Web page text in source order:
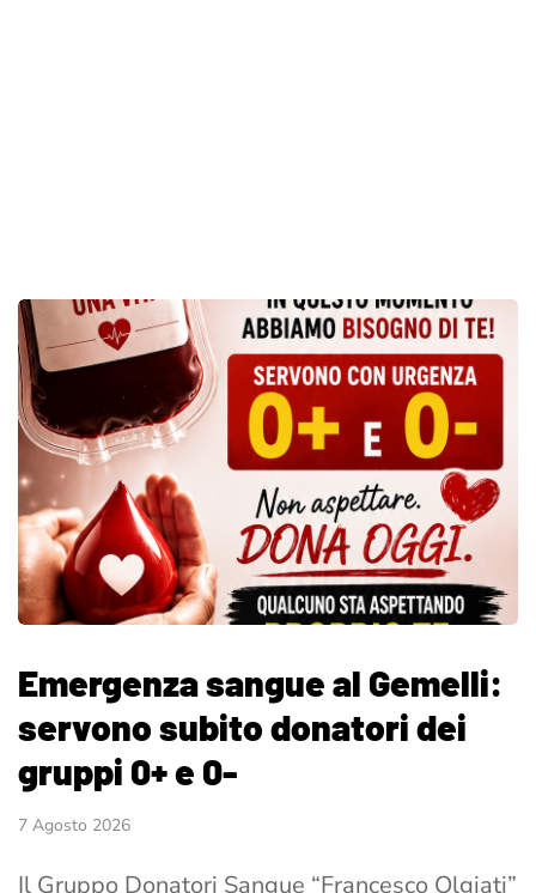
Emergenza sangue al Gemelli:
servono subito donatori dei
gruppi 0+ e 0-
7 Agosto 2026
Il Gruppo Donatori Sangue “Francesco Olgiati”